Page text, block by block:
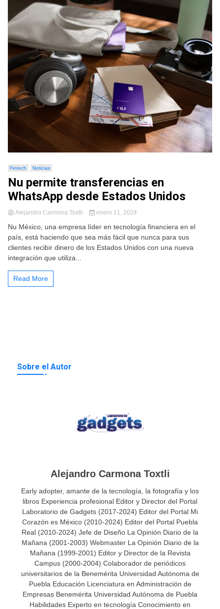
Fintech Noticias
Nu permite transferencias en
WhatsApp desde Estados Unidos
Alejandro Carmona Toxtli enero 11, 2024
Nu México, una empresa líder en tecnología financiera en el
país, está haciendo que sea más fácil que nunca para sus
clientes recibir dinero de los Estados Unidos con una nueva
integración que utiliza...
Read More
Sobre el Autor
Alejandro Carmona Toxtli
Early adopter, amante de la tecnología, la fotografía y los
libros Experiencia profesional Editor y Director del Portal
Laboratorio de Gadgets (2017-2024) Editor del Portal Mi
Corazón es México (2010-2024) Editor del Portal Puebla
Real (2010-2024) Jefe de Diseño La Opinión Diario de la
Mañana (2001-2003) Webmaster La Opinión Diario de la
Mañana (1999-2001) Editor y Director de la Revista
Campus (2000-2004) Colaborador de periódicos
universitarios de la Benemérita Universidad Autónoma de
Puebla Educación Licenciatura en Administración de
Empresas Benemérita Universidad Autónoma de Puebla
Habilidades Experto en tecnología Conocimiento en